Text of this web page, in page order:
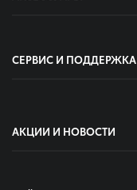
СЕРВИС И ПОДДЕРЖКА
АКЦИИ И НОВОСТИ